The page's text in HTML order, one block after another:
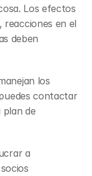
Los efectos
reacciones en el
deben
los
contactar
plan de
a